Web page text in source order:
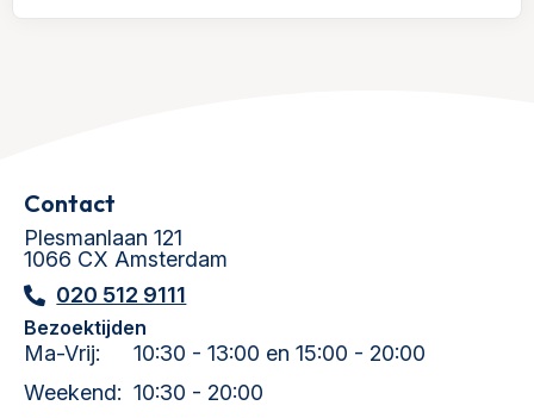
Contact
Plesmanlaan 121
1066 CX Amsterdam
020 512 9111
Bezoektijden
Ma-Vrij:
10:30 - 13:00 en 15:00 - 20:00
Weekend: 10:30 - 20:00